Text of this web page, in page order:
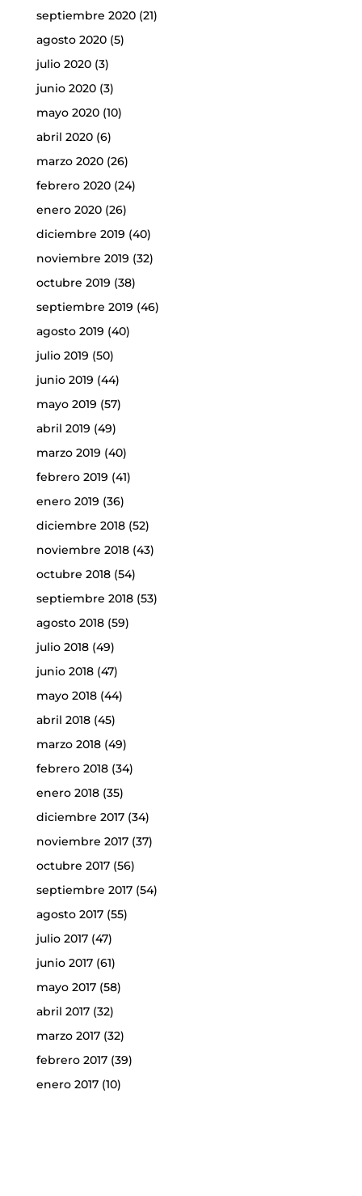
septiembre 2020(21)
agosto 2020(5)
julio 2020(3)
junio 2020(3)
mayo 2020(10)
abril 2020(6)
marzo 2020(26)
febrero 2020(24)
enero 2020(26)
diciembre 2019 (40)
noviembre 2019 (32)
octubre 2019 (38)
septiembre 2019 (46)
agosto 2019 (40)
julio 2019 (50)
junio 2019 (44)
mayo 2019 (57)
abril 2019 (49)
marzo 2019 (40)
febrero 2019 (41)
enero 2019 (36)
diciembre 2018(52)
noviembre 2018(43)
octubre 2018(54)
septiembre 2018(53)
agosto 2018(59)
julio 2018(49)
junio 2018(47)
mayo 2018(44)
abril 2018(45)
marzo 2018(49)
febrero 2018(34)
enero 2018(35)
diciembre 2017(34)
noviembre 2017(37)
octubre 2017(56)
septiembre 2017(54)
agosto 2017(55)
julio 2017(47)
junio 2017(61)
mayo 2017(58)
abril 2017(32)
marzo 2017(32)
febrero 2017(39)
enero 2017(10)